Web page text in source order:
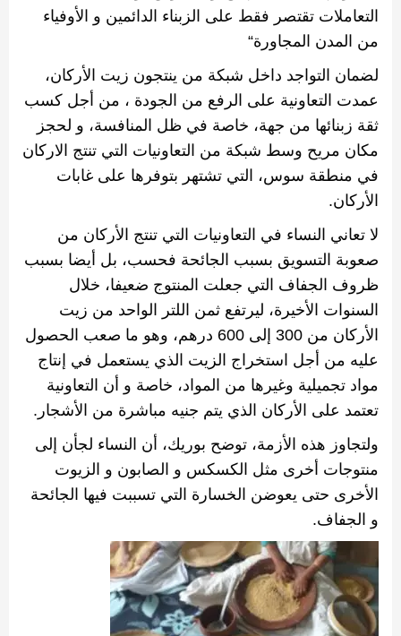
التعاملات تقتصر فقط على الزبناء الدائمين و الأوفياء‬
من المدن المجاورة“‬
لضمان التواجد داخل شبكة من ينتجون زيت الأركان،
عمدت التعاونية على الرفع من الجودة ، من أجل كسب
ثقة زبنائها من جهة، خاصة في ظل المنافسة، و لحجز
مكان مريح وسط شبكة من التعاونيات التي تنتج الاركان
في منطقة سوس، التي تشتهر بتوفرها على غابات
الأركان.
لا تعاني النساء في التعاونيات التي تنتج الأركان من
صعوبة التسويق بسبب الجائحة فحسب، بل أيضا بسبب
ظروف الجفاف التي جعلت المنتوج ضعيفا، خلال
السنوات الأخيرة، ليرتفع ثمن اللتر الواحد من زيت
الأركان من 300 إلى 600 درهم، وهو ما صعب الحصول
عليه من أجل استخراج الزيت الذي يستعمل في إنتاج
مواد تجميلية وغيرها من المواد، خاصة و أن التعاونية
تعتمد على الأركان الذي يتم جنيه مباشرة من الأشجار .
ولتجاوز هذه الأزمة، توضح بوريك، أن النساء لجأن إلى
منتوجات أخرى مثل الكسكس و الصابون و الزيوت
الأخرى حتى يعوضن الخسارة التي تسببت فيها الجائحة
و الجفاف.